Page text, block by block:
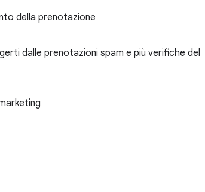
della prenotazione
dalle prenotazioni spam e più verifiche del